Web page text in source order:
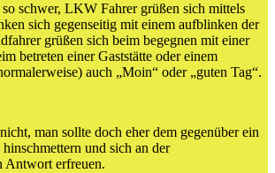
schwer, LKW Fahrer grüßen sich mittels
sich gegenseitig mit einem aufblinken der
grüßen sich beim begegnen mit einer
betreten einer Gaststätte oder einem
auch „Moin“ oder „guten Tag“.
man sollte doch eher dem gegenüber ein
und sich an der
Antwort erfreuen.